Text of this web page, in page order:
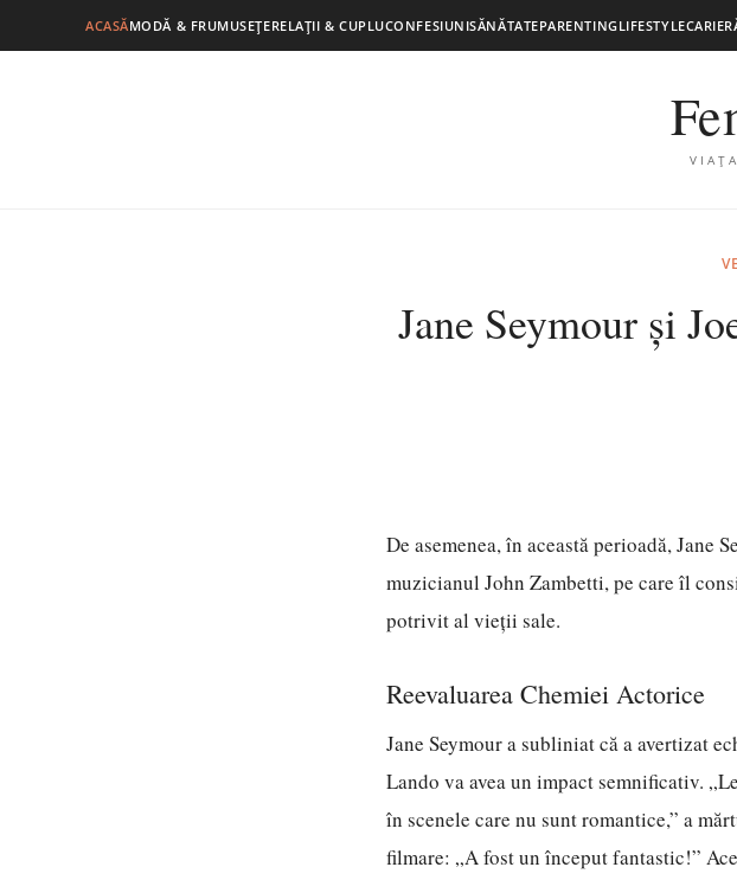
ACASĂMODĂ & FRUMUSEȚERELAȚII & CUPLUCONFESIUNISĂNĂTATEPARENTINGLIFESTYLE
Jane Seymour și
De asemenea, în această perioadă, Jane
muzicianul John Zambetti, pe care îl
potrivit al vieții sale.
Reevaluarea Chemiei Actorice
Jane Seymour a subliniat că a avertizat
Lando va avea un impact semnificativ.
în scenele care nu sunt romantice,” a
filmare: „A fost un început fantastic!”